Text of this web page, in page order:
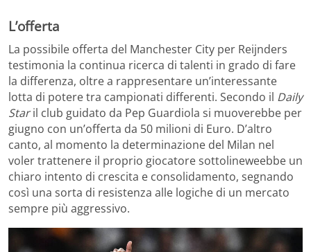
L’offerta
La possibile offerta del Manchester City per Reijnders
testimonia la continua ricerca di talenti in grado di fare
la differenza, oltre a rappresentare un’interessante
lotta di potere tra campionati differenti. Secondo il Daily
Staril club guidato da Pep Guardiola si muoverebbe per
giugno con un’offerta da 50 milioni di Euro. D’altro
canto, al momento la determinazione del Milan nel
voler trattenere il proprio giocatore sottolineweebbe un
chiaro intento di crescita e consolidamento, segnando
così una sorta di resistenza alle logiche di un mercato
sempre più aggressivo.